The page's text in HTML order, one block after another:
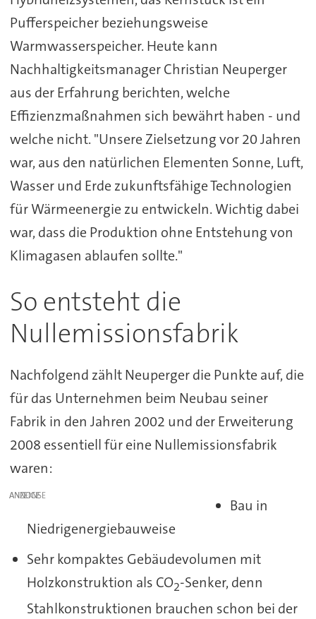
Pufferspeicher beziehungsweise
Warmwasserspeicher. Heute kann
Nachhaltigkeitsmanager Christian Neuperger
aus der Erfahrung berichten, welche
Effizienzmaßnahmen sich bewährt haben - und
welche nicht. "Unsere Zielsetzung vor 20 Jahren
war, aus den natürlichen Elementen Sonne, Luft,
Wasser und Erde zukunftsfähige Technologien
für Wärmeenergie zu entwickeln. Wichtig dabei
war, dass die Produktion ohne Entstehung von
Klimagasen ablaufen sollte."
So entsteht die
Nullemissionsfabrik
Nachfolgend zählt Neuperger die Punkte auf, die
für das Unternehmen beim Neubau seiner
Fabrik in den Jahren 2002 und der Erweiterung
2008 essentiell für eine Nullemissionsfabrik
waren:
ANZEIGE
Bau in
Niedrigenergiebauweise
Sehr kompaktes Gebäudevolumen mit
Holzkonstruktion als CO2-Senker, denn
Stahlkonstruktionen brauchen schon bei der